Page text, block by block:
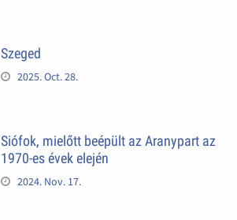
Szeged
2025. Oct. 28.
Siófok, mielőtt beépült az Aranypart az
1970-es évek elején
2024. Nov. 17.